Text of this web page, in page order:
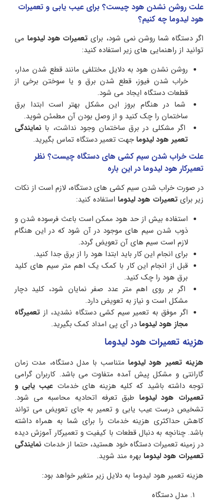
علت روشن نشدن هود چیست؟ برای عیب یابی و تعمیرات
هود لیدوما چه کنیم؟
اگر دستگاه شما روشن نمی شود، برای تعمیرات هود لیدوما می
توانید از راهنمایی های زیر استفاده کنید:
روشن نشدن هود به دلایل مختلفی مانند قطع شدن مدار،
خراب شدن فیوز، قطع شدن برق و یا سوختن برخی از
قطعات دستگاه ایجاد می شود.
شما در هنگام بروز این مشکل بهتر است ابتدا برق
ساختمان را چک کنید و از وصل بودن آن مطمئن شوید.
اگر مشکلی در برق ساختمان وجود نداشت، با نمایندگی
تعمیر هود لیدوماجهت تعمیر دستگاه تماس بگیرید.
علت خراب شدن سیم کشی های دستگاه چیست؟ نظر
تعمیرکار هود لیدوما در این باره
در صورت خراب شدن سیم کشی های دستگاه، لازم است از نکات
زیر برای تعمیرات هود لیدوما استفاده کنید:
استفاده بیش از حد هود ممکن است باعث فرسوده شدن و
ذوب شدن سیم های موجود در آن شود که در این هنگام
لازم است سیم های آن تعویض گردد.
برای انجام این کار باید ابتدا هود را از برق جدا کنید.
قبل از انجام این کار با کمک یک اهم متر سیم های کلید
برق هود را چک کنید.
اگر بر روی اهم متر عدد صفر نمایان شود، کلید دچار
مشکل است و نیاز به تعویض دارد.
اگر موفق به تعمیر سیم کشی دستگاه نشدید، از تعمیرگاه
مجاز هود لیدوما در آی پی امداد کمک بگیرید.
هزینه تعمیرات هود لیدوما
هزینه تعمیر هود لیدوما متناسب با مدل دستگاه، مدت زمان
گارانتی و مشکل پیش آمده متفاوت می باشد. کاربران گرامی
توجه داشته باشید که کلیه هزینه های خدمات عیب یابی و
تعمیرات هود لیدوما طبق تعرفه اتحادیه محاسبه می شود.
تشخیص درست عیب یابی و تعمیر به جای تعویض می تواند
کاهش حداکثری هزینه خدمات را برای شما به همراه داشته
باشد. چنانچه به دنبال قطعات با کیفیت و تعمیرکار آموزش دیده
در زمینه تعمیرات دستگاه خود هستید، حتما از خدمات نمایندگی
تعمیرات هود لیدوما بهره مند شوید.
هزینه تعمیر هود لیدوما به دلایل زیر متغیر خواهد بود:
مدل دستگاه